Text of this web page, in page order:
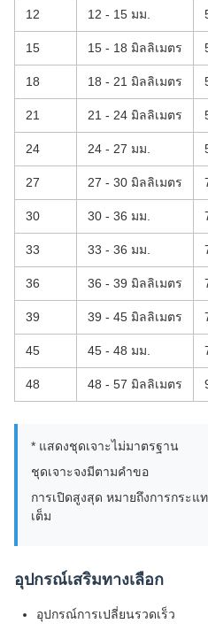
12 12 - 15 มม.
15 15 - 18 มิลลิเมตร
18 18 - 21 มิลลิเมตร
21 21 - 24 มิลลิเมตร
24 24 - 27 มม.
27 27 - 30 มิลลิเมตร
30 30 - 36 มม.
33 33 - 36 มม.
36 36 - 39 มิลลิเมตร
39 39 - 45 มิลลิเมตร
45 45 - 48 มม.
48 48 - 57 มิลลิเมตร
* แสดงชุดเจาะไม่มาตรฐาน
ชุดเจาะจงมีตามคําขอ
การเปิดสูงสุด หมายถึงการกระแ
เต็ม
อุปกรณ์เสริมทางเลือก
อุปกรณ์การเปลี่ยนรวดเร็ว